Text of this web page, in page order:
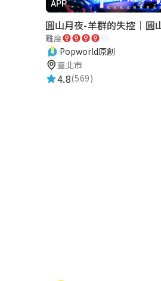
APP
難度
Popworld原創
臺北市
4.8(569)